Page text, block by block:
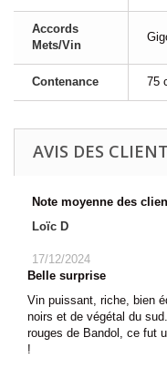
Accords
Mets/Vin
Contenance 75
AVIS DES
Note moyenne des
Loïc D
17/12/2024
Belle surprise
Vin puissant, riche, bien
noirs et de végétal du
rouges de Bandol, ce fut
!